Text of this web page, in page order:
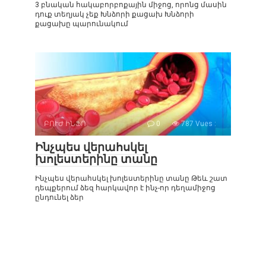
3 բնական հակաբորբոքային միջոց, որոնց մասին
դուք տեղյակ չեք Խնձորի քացախ Խնձորի
քացախը պարունակում
ԲՈՒԺ ԻՆՖՈ 0 787 Vues :
Ինչպես վերահսկել
խոլեստերինը տանը
Ինչպես վերահսկել խոլեստերինը տանը Թեև շատ
դեպքերում ձեզ հարկավոր է ինչ-որ դեղամիջոց
ընդունել ձեր